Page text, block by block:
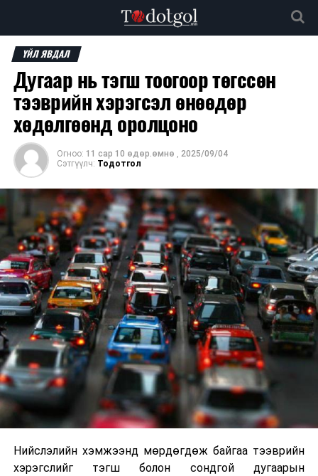
ҮЙЛ ЯВДАЛ
Дугаар нь тэгш тоогоор төгссөн
тээврийн хэрэгсэл өнөөдөр
хөдөлгөөнд оролцоно
Огноо: 11 сар 10 өдөр.өмнө , 2025/09/04
Сэтгүүлч: Тодотгол
Нийслэлийн хэмжээнд мөрдөгдөж байгаа тээврийн
хэрэгслийг тэгш болон сондгой дугаарын